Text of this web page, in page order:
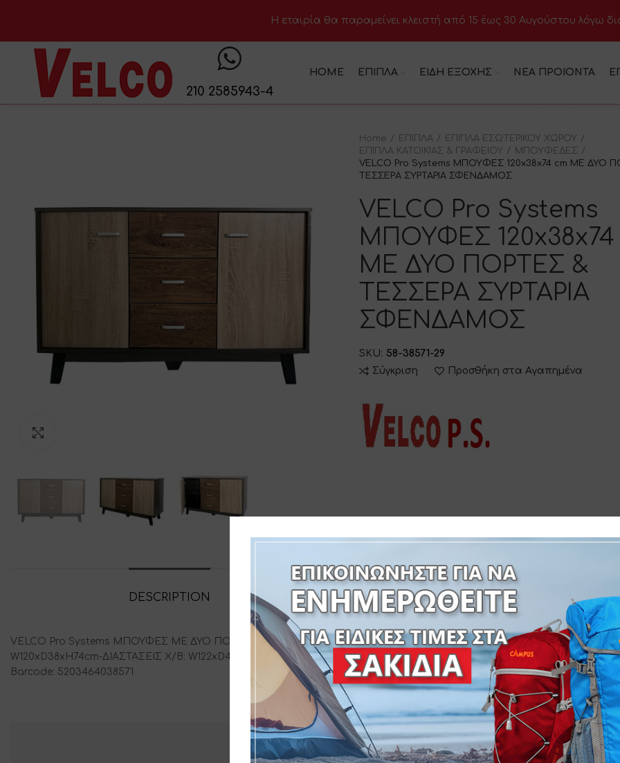
210 2585943-4
HOME ΕΠΙΠΛΑ ΕΙΔΗ ΕΞΟΧΗΣ ΝΕΑ ΠΡΟΙΟΝΤΑ
Home ΕΠΙΠΛΑ
ΕΠΙΠΛΑ ΕΣΩΤΕΡΙΚΟΥ ΧΩΡΟΥ
ΕΠΙΠΛΑ ΚΑΤΟΙΚΙΑΣ & ΓΡΑΦΕΙΟΥ
ΜΠΟΥΦΕΔΕΣ
VELCO Pro Systems ΜΠΟΥΦΕΣ 120x38x74 cm ΜΕ ΔΥΟ
ΤΕΣΣΕΡΑ ΣΥΡΤΑΡΙΑ ΣΦΕΝΔΑΜΟΣ
VELCO Pro Systems
ΜΠΟΥΦΕΣ 120x38x74
ΜΕ ΔΥΟ ΠΟΡΤΕΣ &
ΤΕΣΣΕΡΑ ΣΥΡΤΑΡΙΑ
ΣΦΕΝΔΑΜΟΣ
SKU: 58-38571-29
Σύγκριση
Προσθήκη στα Αγαπημένα
DESCRIPTION ADDITIONAL INFORMATION ΔΙΑΔΙΚΑΣΙΑ ΠΑΡΑΓΓΕΛΙΑΣ
VELCO Pro Systems ΜΠΟΥΦΕΣ ΜΕ ΔΥΟ ΠΟΡΤΕΣ & ΤΕΣΣΕΡΑ ΣΥΡΤΑΡΙΑ ΣΦΕΝΔΑΜΟΣ – PROFESSIONAL LINE -
W120xD38xH74cm-ΔΙΑΣΤΑΣΕΙΣ Χ/Β: W122xD40xH13cm – ΜΙΚΤΟ ΒΑΡΟΣ:35Kg – ΟΓΚΟΣ: 0,075m
3– Τ/Κ:1-
Barcode: 5203464038571
SKU:58-38571-29
H εταιρία θα παραμείνει κλειστή από 15 έως 30 Αυγούστου λόγω